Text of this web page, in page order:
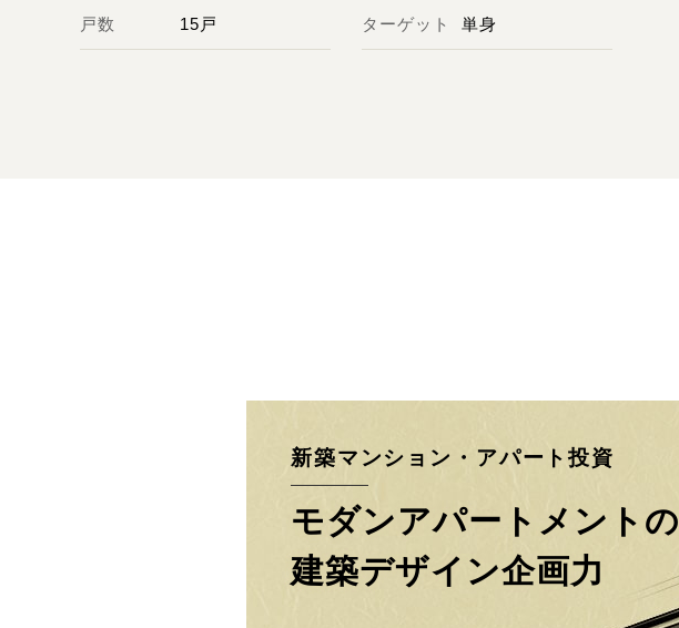
戸数 15戸 ターゲット 単身
新築マンション・アパート投資
モダンアパートメントの
建築デザイン企画力